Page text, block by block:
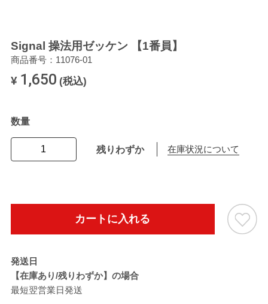
Signal 操法用ゼッケン 【1番員】
商品番号：11076-01
¥ 1,650 (税込)
数量
残りわずか 在庫状況について
カートに入れる
発送日
【在庫あり/残りわずか】の場合
最短翌営業日発送